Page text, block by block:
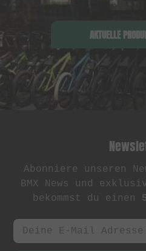
AKTUELLE
Abonniere unseren
BMX News und
bekommst du einen